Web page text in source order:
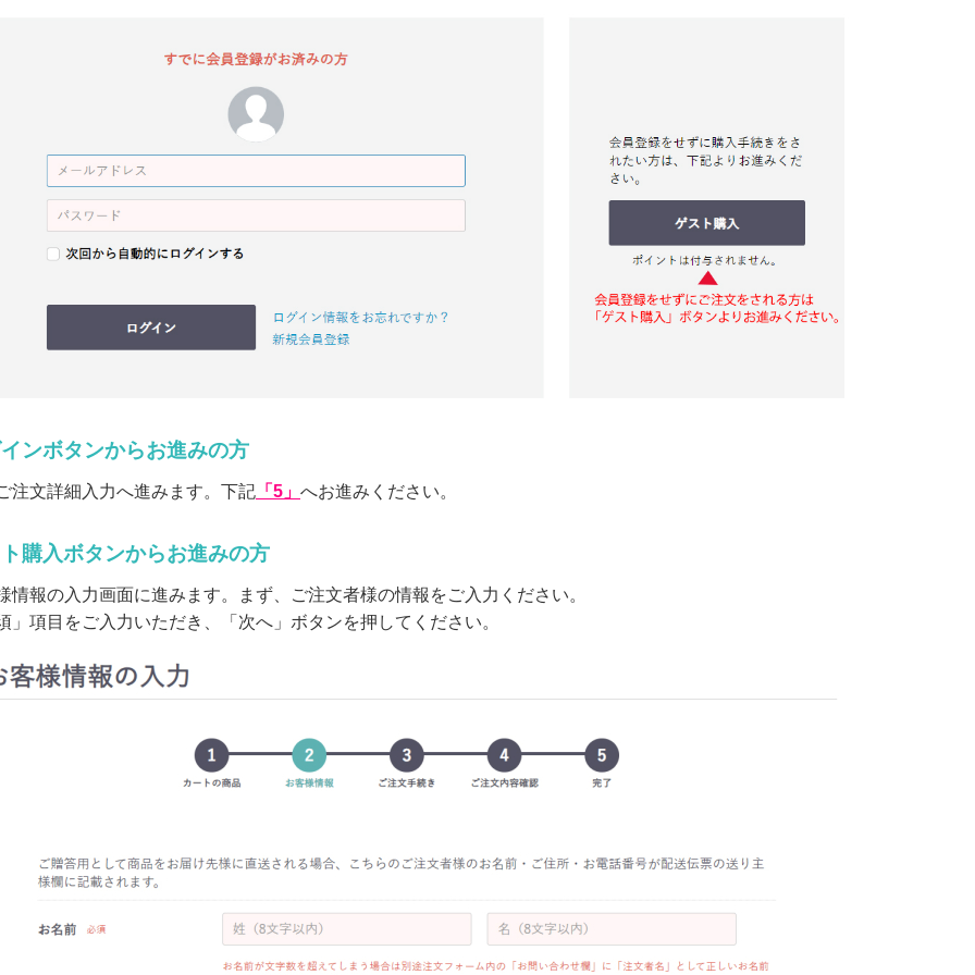
ンボタンからお進みの方
注文詳細入力へ進みます。下記 「5」 へお進みください。
購入ボタンからお進みの方
情報の入力画面に進みます。まず、ご注文者様の情報をご入力ください。
」項目をご入力いただき、「次へ」ボタンを押してください。